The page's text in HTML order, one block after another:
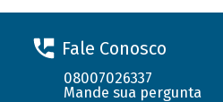
Fale Conosco
08007026337
Mande sua pergunta